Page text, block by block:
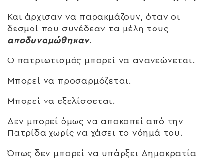
Και άρχισαν να παρακμάζουν, όταν οι
δεσμοί που συνέδεαν τα μέλη τους
αποδυναμώθηκαν.
Ο πατριωτισμός μπορεί να ανανεώνεται.
Μπορεί να προσαρμόζεται.
Μπορεί να εξελίσσεται.
Δεν μπορεί όμως να αποκοπεί από την
Πατρίδα χωρίς να χάσει το νόημά του.
Όπως δεν μπορεί να υπάρξει Δημοκρατία